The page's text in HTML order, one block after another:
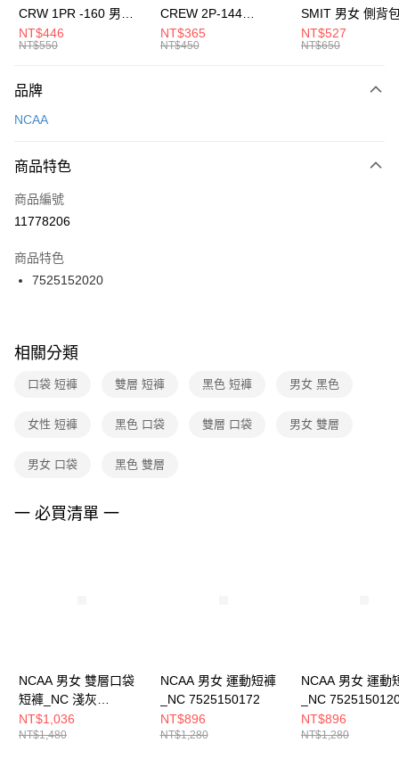
元大商業銀行
台灣樂天信用卡公司
全盈+PAY
AFTEE先享後付
【關於「AFTEE先享後付」】
便利好安心！
３．安心：先確認商品／服務後，再付款。
【「AFTEE先享後付」結帳流程】
１．於結帳方式選擇「AFTEE先享後付」後，將跳轉至「AFTEE先享後付」
２．訂單成立數日內，您將收到繳費通知簡訊。
３．收到繳費通知簡訊後14天內，點擊此簡訊中的連結，可透過四大超商／
ATM／網路銀行／等多元方式進行付款，方視為交易完成。
※ 交易是否成功請以「AFTEE先享後付 」之結帳頁面顯示為準，若有關於
是否繳費成功／繳費後需取消欲退款等相關疑問，請聯繫「AFTEE先享後付
客戶支援中心」
https://netprotections.freshdesk.com/support/home
１．透過由恩沛科技股份有限公司提供之「AFTEE先享後付」服務完成之交
權轉讓予恩沛科技股份有限公司。
３．未成年的使用者請事先徵得法定代理人或監護人之同意方可使用
「AFTEE先享後付」，若未經同意申辦者引起之損失，本公司不負相關責
運送方式
每筆NT$100，滿NT$1,500(含以上)免運費
宅配
每筆NT$100，滿NT$1,500(含以上)免運費
付款後門市自取
每筆NT$100，滿NT$1,500(含以上)免運費
CRW 1PR -160 男女
中統襪 FZ3393100
NT$446
NT$550
CREW 2P-144
EMBRDY 男女 短統襪
FZ3073133
NT$365
NT$450
SMIT 男女 側背
BA5871010
NT$527
NT$650
品牌
NCAA
商品特色
商品編號
11778206
商品特色
7525152020
相關分類
口袋 短褲 雙層 短褲 黑色 短褲 男女 黑色
女性 短褲 黑色 口袋 雙層 口袋 男女 雙層
男女 口袋 黑色 雙層
一 必買清單 一
NCAA 男女 雙層口袋
短褲_NC 淺灰
7525152011
NT$1,036
NT$1,480
NCAA 男女 運動短褲
_NC 7525150172
NT$896
NT$1,280
NCAA 男女 運動
_NC
NT$896
NT$1,280